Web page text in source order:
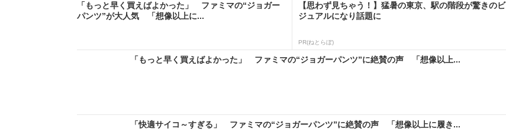
「もっと早く買えばよかった」 ファミマの“ジョガー
パンツ”が大人気 「想像以上に...
【思わず見ちゃう！】猛暑の東京、駅の階段が驚きのビ
ジュアルになり話題に
PR(ねとらぼ)
「もっと早く買えばよかった」 ファミマの“ジョガーパンツ”に絶賛の声 「想像以上...
「快適サイコ～すぎる」 ファミマの“ジョガーパンツ”に絶賛の声 「想像以上に履き...